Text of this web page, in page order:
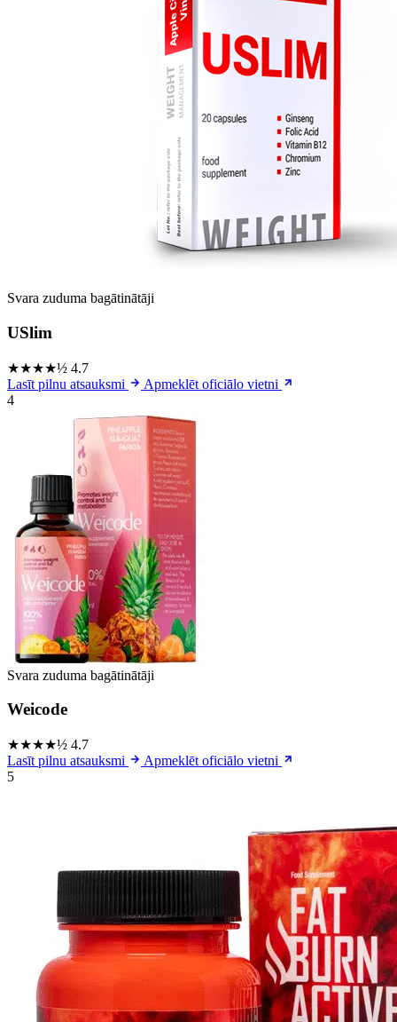
Svara zuduma bagātinātāji
USlim
★★★★½ 4.7
Lasīt pilnu atsauksmi
Apmeklēt oficiālo vietni
4
Svara zuduma bagātinātāji
Weicode
★★★★½ 4.7
Lasīt pilnu atsauksmi
Apmeklēt oficiālo vietni
5